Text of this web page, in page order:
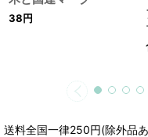
38円
送料全国一律250円(除外品あ